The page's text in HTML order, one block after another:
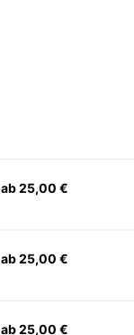
ab 25,00 €
ab 25,00 €
ab 25,00 €